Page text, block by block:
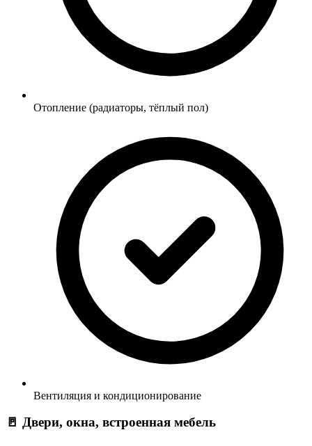
Отопление (радиаторы, тёплый пол)
Вентиляция и кондиционирование
🚪 Двери, окна, встроенная мебель